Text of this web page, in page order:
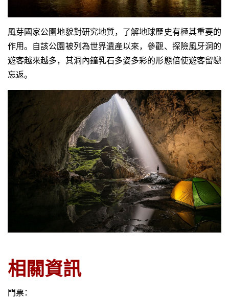
風芽國家公園地貌對研究地質，了解地球歷史有極其重要的
作用。自該公園被列為世界遺產以來，參觀、探險風牙洞的
遊客越來越多，其洞內鐘乳石多姿多彩的形態倍使遊客留戀
忘返。
相關資訊
門票：